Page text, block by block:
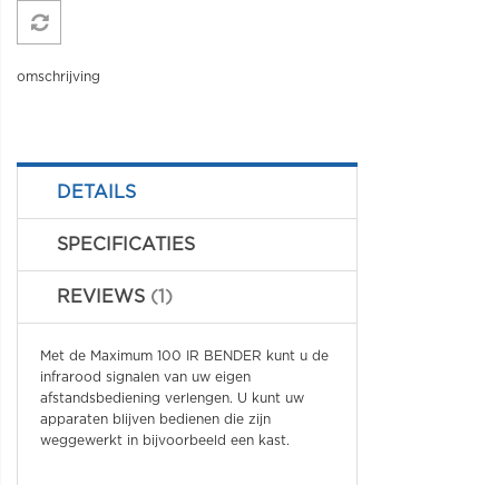
omschrijving
DETAILS
SPECIFICATIES
REVIEWS 1
Met de Maximum 100 IR BENDER kunt u de
infrarood signalen van uw eigen
afstandsbediening verlengen. U kunt uw
apparaten blijven bedienen die zijn
weggewerkt in bijvoorbeeld een kast.